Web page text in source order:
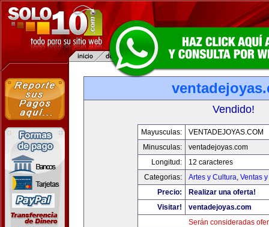
Vendido!
Mayusculas:
VENTADEJOYAS.COM
Minusculas:
ventadejoyas.com
Longitud:
12 caracteres
Categorias:
Artes y Cultura, Ventas
Precio:
Realizar una oferta!
Visitar!
ventadejoyas.com
Serán consideradas